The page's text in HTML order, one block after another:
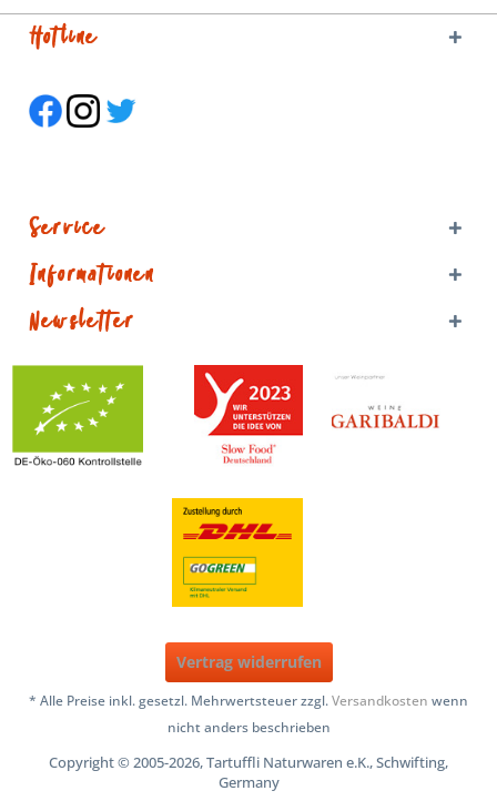
Hotline
Service
Informationen
Newsletter
Vertrag widerrufen
* Alle Preise inkl. gesetzl. Mehrwertsteuer zzgl.Versandkosten wenn
nicht anders beschrieben
Copyright © 2005-2026, Tartuffli Naturwaren e.K., Schwifting,
Germany